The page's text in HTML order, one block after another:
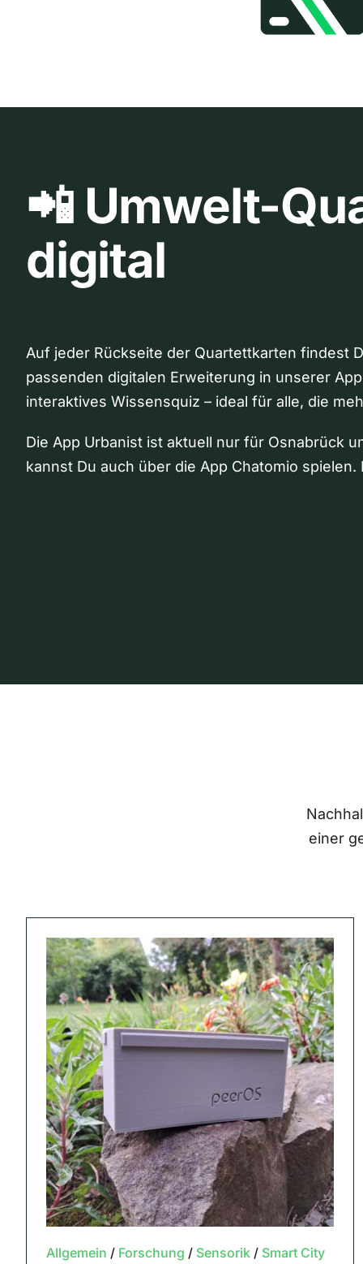
📲 Umwelt-
digital
Auf jeder Rückseite der Quartettkarten findest
passenden digitalen Erweiterung in unserer
interaktives Wissensquiz – ideal für alle, die
Die App Urbanist ist aktuell nur für Osnabrück
kannst Du auch über die App Chatomio
einer
Allgemein / Forschung / Sensorik/ Smart City